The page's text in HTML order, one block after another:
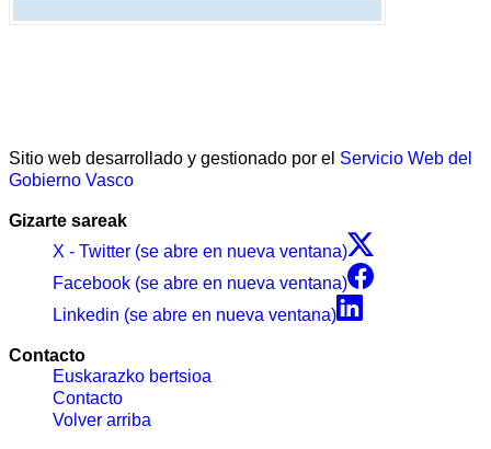
Sitio web desarrollado y gestionado por el Servicio Web del
Gobierno Vasco
Gizarte sareak
X - Twitter (se abre en nueva ventana)
Facebook (se abre en nueva ventana)
Linkedin (se abre en nueva ventana)
Contacto
Euskarazko bertsioa
Contacto
Volver arriba